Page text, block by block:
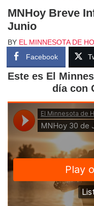
MNHoy Breve
Junio
BY EL MINNESOTA DE
Facebook
Este es El
día con